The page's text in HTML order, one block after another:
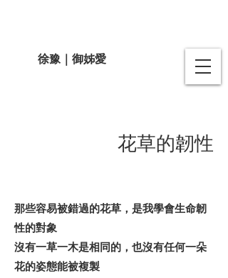
徐豫｜御姊愛
花草的韌性
那些容易被錯過的花草，是我學會生命韌
性的對象
沒有一草一木是相同的，也沒有任何一朵
花的姿態能被複製